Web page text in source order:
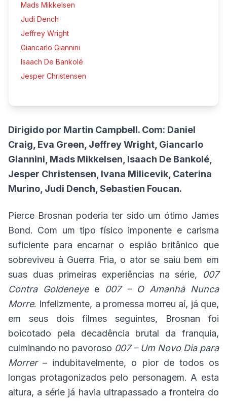
Mads Mikkelsen
Judi Dench
Jeffrey Wright
Giancarlo Giannini
Isaach De Bankolé
Jesper Christensen
Dirigido por Martin Campbell. Com: Daniel
Craig, Eva Green, Jeffrey Wright, Giancarlo
Giannini, Mads Mikkelsen, Isaach De Bankolé,
Jesper Christensen, Ivana Milicevik, Caterina
Murino, Judi Dench, Sebastien Foucan.
Pierce Brosnan poderia ter sido um ótimo James
Bond. Com um tipo físico imponente e carisma
suficiente para encarnar o espião britânico que
sobreviveu à Guerra Fria, o ator se saiu bem em
suas duas primeiras experiências na série, 007
Contra Goldeneye e 007 – O Amanhã Nunca
Morre. Infelizmente, a promessa morreu aí, já que,
em seus dois filmes seguintes, Brosnan foi
boicotado pela decadência brutal da franquia,
culminando no pavoroso 007 – Um Novo Dia para
Morrer – indubitavelmente, o pior de todos os
longas protagonizados pelo personagem. A esta
altura, a série já havia ultrapassado a fronteira do